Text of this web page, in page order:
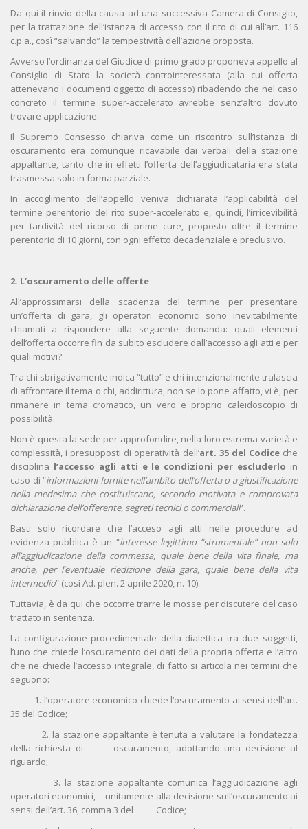
Da qui il rinvio della causa ad una successiva Camera di Consiglio,
per la trattazione dell’istanza di accesso con il rito di cui all’art. 116
c.p.a., così “salvando” la tempestività dell’azione proposta.
Avverso l’ordinanza del Giudice di primo grado proponeva appello al
Consiglio di Stato la società controinteressata (alla cui offerta
attenevano i documenti oggetto di accesso) ribadendo che nel caso
concreto il termine super-accelerato avrebbe senz’altro dovuto
trovare applicazione.
Il Supremo Consesso chiariva come un riscontro sull’istanza di
oscuramento era comunque ricavabile dai verbali della stazione
appaltante, tanto che in effetti l’offerta dell’aggiudicataria era stata
trasmessa solo in forma parziale.
In accoglimento dell’appello veniva dichiarata l’applicabilità del
termine perentorio del rito super‑accelerato e, quindi, l’irricevibilità
per tardività del ricorso di prime cure, proposto oltre il termine
perentorio di 10 giorni, con ogni effetto decadenziale e preclusivo.
2. L’oscuramento delle offerte
All’approssimarsi della scadenza del termine per presentare
un’offerta di gara, gli operatori economici sono inevitabilmente
chiamati a rispondere alla seguente domanda: quali elementi
dell’offerta occorre fin da subito escludere dall’accesso agli atti e per
quali motivi?
Tra chi sbrigativamente indica “tutto” e chi intenzionalmente tralascia
di affrontare il tema o chi, addirittura, non se lo pone affatto, vi è, per
rimanere in tema cromatico, un vero e proprio caleidoscopio di
possibilità.
Non è questa la sede per approfondire, nella loro estrema varietà e
complessità, i presupposti di operatività dell’art. 35 del Codiceche
disciplina l’accesso agli atti e le condizioni per escluderlo in
caso di “informazioni fornite nell’ambito dell’offerta o a giustificazione
della medesima che costituiscano, secondo motivata e comprovata
dichiarazione dell’offerente, segreti tecnici o commerciali”.
Basti solo ricordare che l’acceso agli atti nelle procedure ad
evidenza pubblica è un “interesse legittimo “strumentale” non solo
all’aggiudicazione della commessa, quale bene della vita finale, ma
anche, per l’eventuale riedizione della gara, quale bene della vita
intermedio” (così Ad. plen. 2 aprile 2020, n. 10).
Tuttavia, è da qui che occorre trarre le mosse per discutere del caso
trattato in sentenza.
La configurazione procedimentale della dialettica tra due soggetti,
l’uno che chiede l’oscuramento dei dati della propria offerta e l’altro
che ne chiede l’accesso integrale, di fatto si articola nei termini che
seguono:
1. l’operatore economico chiede l’oscuramento ai sensi dell’art.
35 del Codice;
2. la stazione appaltante è tenuta a valutare la fondatezza
della richiesta di oscuramento, adottando una decisione al
riguardo;
3. la stazione appaltante comunica l’aggiudicazione agli
operatori economici, unitamente alla decisione sull’oscuramento ai
sensi dell’art. 36, comma 3 del Codice;